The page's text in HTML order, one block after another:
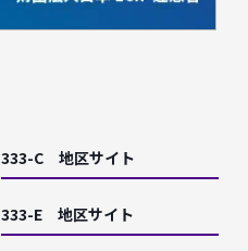
333-C 地区サイト
333-E 地区サイト